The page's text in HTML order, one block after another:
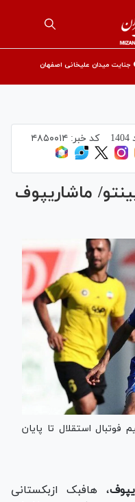
جنایت میدان علیخانی اصفهان
کد خبر:۴۸۵۰۰۱۴
ماشاریپوف
فوتبال استقلال تا پایان
، هافبک ازبکستانی